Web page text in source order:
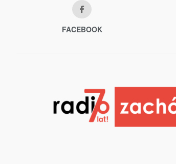
FACEBOOK